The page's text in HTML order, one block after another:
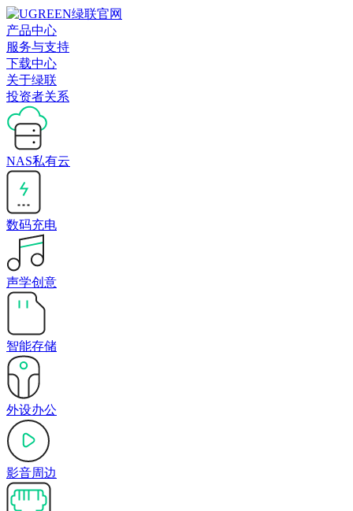
产品中心
服务与支持
下载中心
关于绿联
投资者关系
NAS私有云
数码充电
声学创意
智能存储
外设办公
影音周边